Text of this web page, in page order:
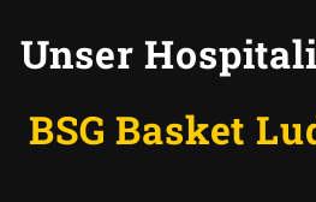
Unser
BSG Basket